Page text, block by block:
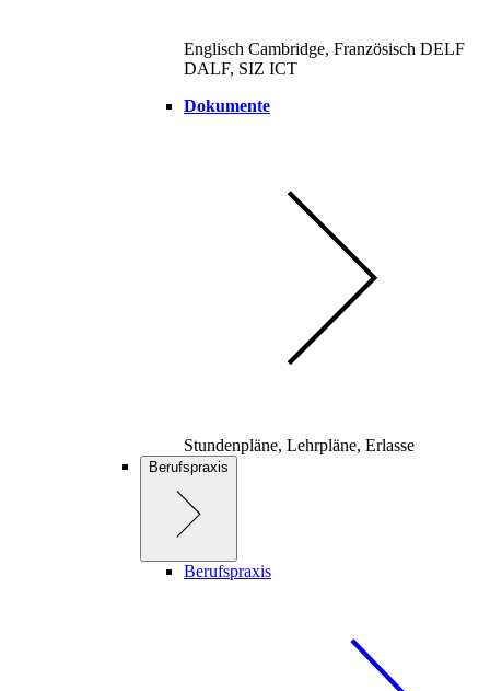
Englisch Cambridge, Französisch DELF
DALF, SIZ ICT
Dokumente
Stundenpläne, Lehrpläne, Erlasse
Berufspraxis
Berufspraxis